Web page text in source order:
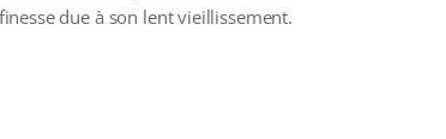
due à son lent vieillissement.